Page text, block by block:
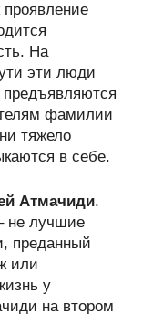
проявление
На
эти люди
фамилии
тяжело
в себе.
Атмачиди.
не лучшие
преданный
или
у
на втором